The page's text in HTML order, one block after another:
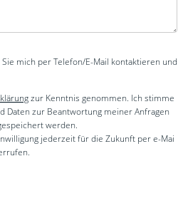
mich per Telefon/E-Mail kontaktieren und
zur Kenntnis genommen. Ich stimme
Daten zur Beantwortung meiner Anfragen
werden.
jederzeit für die Zukunft per e-Mai